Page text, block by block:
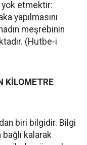
yok etmektir:
yapılmasını
meşrebinin
(Hutbe-i
KİLOMETRE
biri bilgidir. Bilgi
kalarak